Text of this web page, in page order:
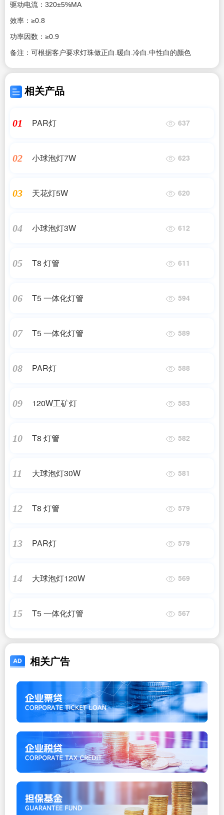
驱动电流：320±5%MA
效率：≥0.8
功率因数：≥0.9
备注：可根据客户要求灯珠做正白.暖白.冷白.中性白的颜色
相关产品
01 PAR灯 637
02 小球泡灯7W 623
03 天花灯5W 620
04 小球泡灯3W 612
05 T8 灯管 611
06 T5 一体化灯管 594
07 T5 一体化灯管 589
08 PAR灯 588
09 120W工矿灯 583
10 T8 灯管 582
11 大球泡灯30W 581
12 T8 灯管 579
13 PAR灯 579
14 大球泡灯120W 569
15 T5 一体化灯管 567
相关广告